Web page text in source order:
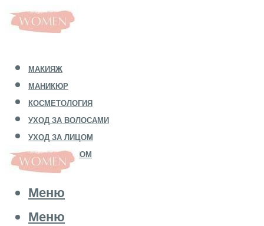
МАКИЯЖ
МАНИКЮР
КОСМЕТОЛОГИЯ
УХОД ЗА ВОЛОСАМИ
УХОД ЗА ЛИЦОМ
УХОД ЗА ТЕЛОМ
Меню
Меню